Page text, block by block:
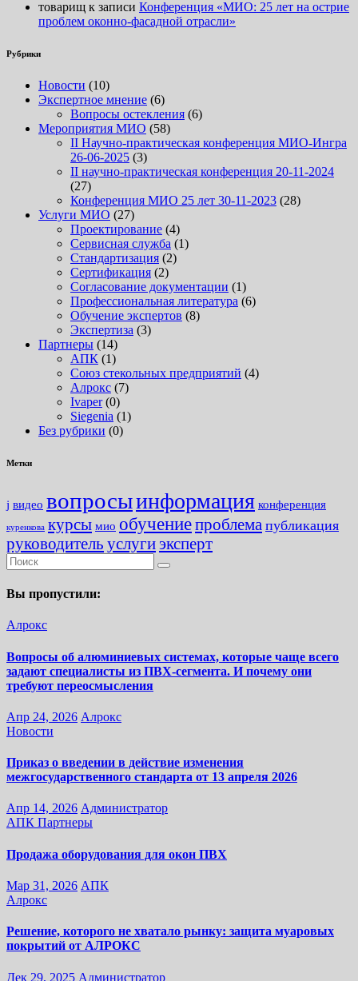
товарищ к записи Конференция «МИО: 25 лет на острие
проблем оконно-фасадной отрасли»
Рубрики
Новости (10)
Экспертное мнение (6)
Вопросы остекления (6)
Мероприятия МИО (58)
II Научно-практическая конференция МИО-Ингра
26-06-2025 (3)
II научно-практическая конференция 20-11-2024
(27)
Конференция МИО 25 лет 30-11-2023 (28)
Услуги МИО (27)
Проектирование (4)
Сервисная служба (1)
Стандартизация (2)
Сертификация (2)
Согласование документации (1)
Профессиональная литература (6)
Обучение экспертов (8)
Экспертиза (3)
Партнеры (14)
АПК (1)
Союз стекольных предприятий (4)
Алрокс (7)
Ivaper(0)
Siegenia (1)
Без рубрики (0)
Метки
j видео вопросыинформация конференция
куренкова курсы мио обучениепроблема публикация
руководитель услуги эксперт
Вы пропустили:
Алрокс
Вопросы об алюминиевых системах, которые чаще всего
задают специалисты из ПВХ-сегмента. И почему они
требуют переосмысления
Апр 24, 2026 Алрокс
Новости
Приказ о введении в действие изменения
межгосударственного стандарта от 13 апреля 2026
Апр 14, 2026 Администратор
АПК Партнеры
Продажа оборудования для окон ПВХ
Мар 31, 2026 АПК
Алрокс
Решение, которого не хватало рынку: защита муаровых
покрытий от АЛРОКС
Дек 29, 2025 Администратор